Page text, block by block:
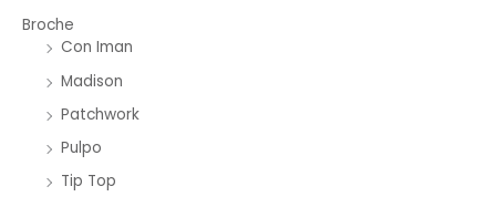
Broche
Con Iman
Madison
Patchwork
Pulpo
Tip Top